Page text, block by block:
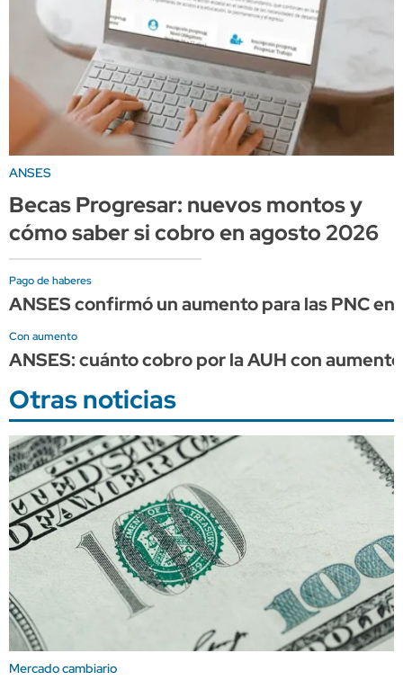
ANSES
Becas Progresar: nuevos montos y
cómo saber si cobro en agosto 2026
Pago de haberes
ANSES confirmó un aumento para las PNC
Con aumento
ANSES: cuánto cobro por la AUH con
Otras noticias
Mercado cambiario